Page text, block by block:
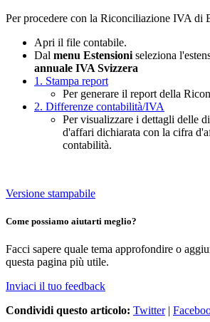
Per procedere con la Riconciliazione IVA di
Apri il file contabile.
Dal menu Estensioni seleziona
annuale IVA Svizzera
1. Stampa report
Per generare il report della
2. Differenze contabilità/IVA
Per visualizzare i dettagli delle
d'affari dichiarata con la cifra
contabilità.
Versione stampabile
Come possiamo aiutarti meglio?
Facci sapere quale tema approfondire o
questa pagina più utile.
Inviaci il tuo feedback
Condividi questo articolo: Twitter|